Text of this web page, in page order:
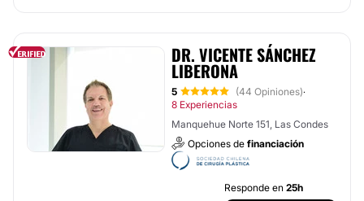
DR. VICENTE SÁNCHEZ
LIBERONA
5 (44 Opiniones)·
8 Experiencias
Manquehue Norte 151, Las Condes
Opciones de financiación
Responde en 25h